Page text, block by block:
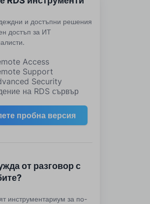
и достъпни решения
достъп за ИТ
Access
Support
Security
на RDS сървър
пробна версия
от разговор с
инструментариум за по-